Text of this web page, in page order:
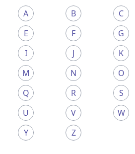
A
B C
E
F G
I
J K
M
N O
Q
R S
U
V W
Y
Z